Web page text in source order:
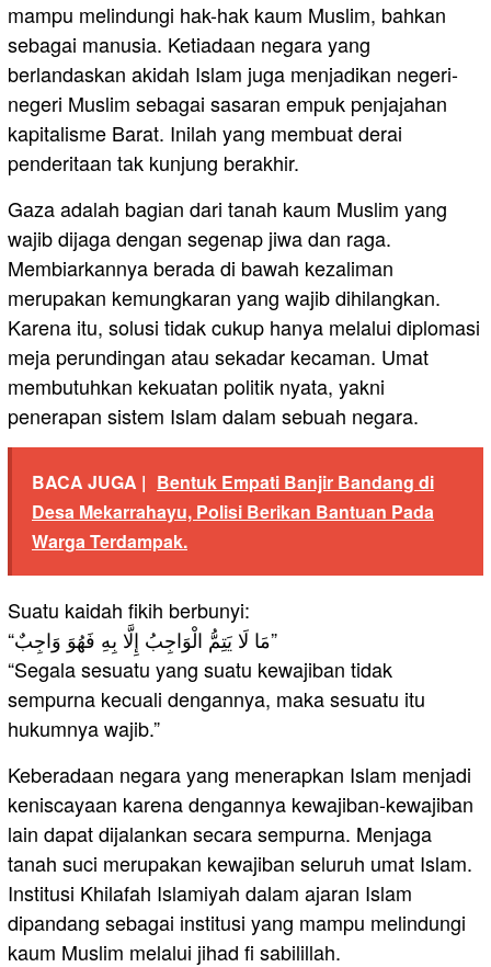
mampu melindungi hak-hak kaum Muslim, bahkan
sebagai manusia. Ketiadaan negara yang
berlandaskan akidah Islam juga menjadikan negeri-
negeri Muslim sebagai sasaran empuk penjajahan
kapitalisme Barat. Inilah yang membuat derai
penderitaan tak kunjung berakhir.
Gaza adalah bagian dari tanah kaum Muslim yang
wajib dijaga dengan segenap jiwa dan raga.
Membiarkannya berada di bawah kezaliman
merupakan kemungkaran yang wajib dihilangkan.
Karena itu, solusi tidak cukup hanya melalui diplomasi
meja perundingan atau sekadar kecaman. Umat
membutuhkan kekuatan politik nyata, yakni
penerapan sistem Islam dalam sebuah negara.
BACA JUGA | Bentuk Empati Banjir Bandang di
Desa Mekarrahayu, Polisi Berikan Bantuan Pada
Warga Terdampak.
Suatu kaidah fikih berbunyi:
“مَا لَا يَتِمُّ الْوَاجِبُ إِلَّا بِهِ فَهُوَ وَاجِبٌ”
“Segala sesuatu yang suatu kewajiban tidak
sempurna kecuali dengannya, maka sesuatu itu
hukumnya wajib.”
Keberadaan negara yang menerapkan Islam menjadi
keniscayaan karena dengannya kewajiban-kewajiban
lain dapat dijalankan secara sempurna. Menjaga
tanah suci merupakan kewajiban seluruh umat Islam.
Institusi Khilafah Islamiyah dalam ajaran Islam
dipandang sebagai institusi yang mampu melindungi
kaum Muslim melalui jihad fi sabilillah.